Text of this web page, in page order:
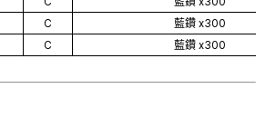
C
藍鑽 x300
C 藍鑽 x300